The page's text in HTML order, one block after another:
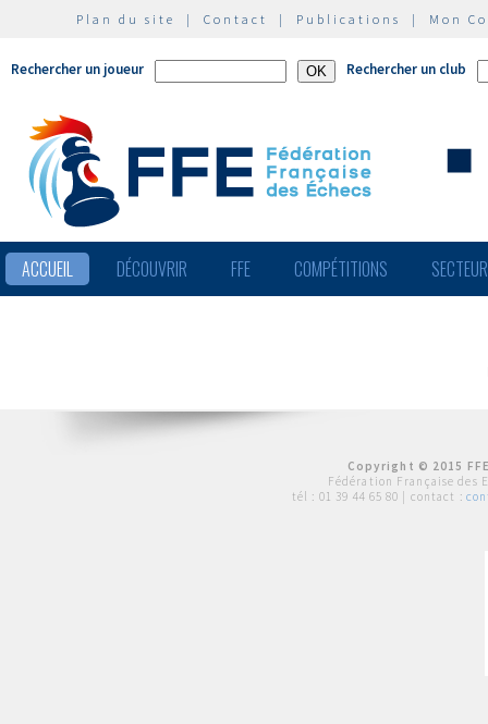
Plan du site | Contact | Publications | Mon
Rechercher un joueur Rechercher un club
ACCUEIL DÉCOUVRIR FFE COMPÉTITIONS
Copyright © 2015
Fédération Française des
tél : 01 39 44 65 80 | contact :